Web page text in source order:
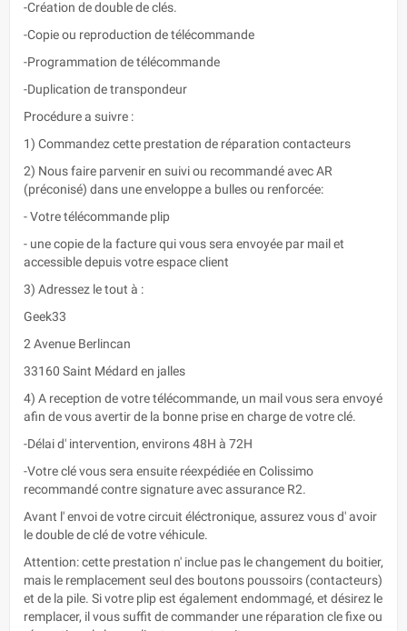
-Création de double de clés.
-Copie ou reproduction de télécommande
-Programmation de télécommande
-Duplication de transpondeur
Procédure a suivre :
1) Commandez cette prestation de réparation contacteurs
2) Nous faire parvenir en suivi ou recommandé avec AR
(préconisé) dans une enveloppe a bulles ou renforcée:
- Votre télécommande plip
- une copie de la facture qui vous sera envoyée par mail et
accessible depuis votre espace client
3) Adressez le tout à :
Geek33
2 Avenue Berlincan
33160 Saint Médard en jalles
4) A reception de votre télécommande, un mail vous sera envoyé
afin de vous avertir de la bonne prise en charge de votre clé.
-Délai d' intervention, environs 48H à 72H
-Votre clé vous sera ensuite réexpédiée en Colissimo
recommandé contre signature avec assurance R2.
Avant l' envoi de votre circuit éléctronique, assurez vous d' avoir
le double de clé de votre véhicule.
Attention: cette prestation n' inclue pas le changement du boitier,
mais le remplacement seul des boutons poussoirs (contacteurs)
et de la pile. Si votre plip est également endommagé, et désirez le
remplacer, il vous suffit de commander une réparation cle fixe ou